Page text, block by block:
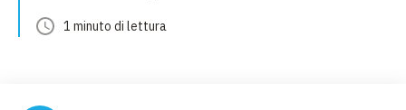
1 minuto di lettura